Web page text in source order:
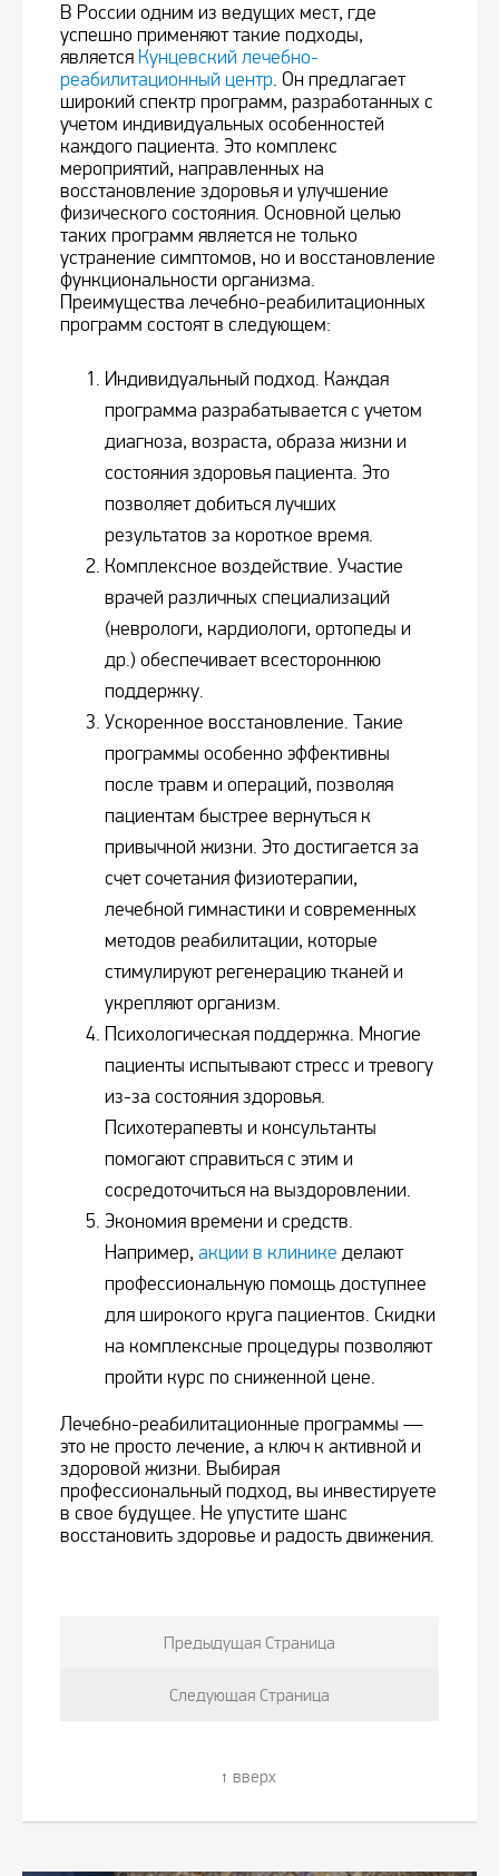
В России одним из ведущих мест, где
успешно применяют такие подходы,
является Кунцевский лечебно-
реабилитационный центр. Он предлагает
широкий спектр программ, разработанных с
учетом индивидуальных особенностей
каждого пациента. Это комплекс
мероприятий, направленных на
восстановление здоровья и улучшение
физического состояния. Основной целью
таких программ является не только
устранение симптомов, но и восстановление
функциональности организма.
Преимущества лечебно-реабилитационных
программ состоят в следующем:
Индивидуальный подход. Каждая
программа разрабатывается с учетом
диагноза, возраста, образа жизни и
состояния здоровья пациента. Это
позволяет добиться лучших
результатов за короткое время.
Комплексное воздействие. Участие
врачей различных специализаций
(неврологи, кардиологи, ортопеды и
др.) обеспечивает всестороннюю
поддержку.
Ускоренное восстановление. Такие
программы особенно эффективны
после травм и операций, позволяя
пациентам быстрее вернуться к
привычной жизни. Это достигается за
счет сочетания физиотерапии,
лечебной гимнастики и современных
методов реабилитации, которые
стимулируют регенерацию тканей и
укрепляют организм.
Психологическая поддержка. Многие
пациенты испытывают стресс и тревогу
из-за состояния здоровья.
Психотерапевты и консультанты
помогают справиться с этим и
сосредоточиться на выздоровлении.
Экономия времени и средств.
Например, акции в клинике делают
профессиональную помощь доступнее
для широкого круга пациентов. Скидки
на комплексные процедуры позволяют
пройти курс по сниженной цене.
Лечебно-реабилитационные программы —
это не просто лечение, а ключ к активной и
здоровой жизни. Выбирая
профессиональный подход, вы инвестируете
в свое будущее. Не упустите шанс
восстановить здоровье и радость движения.
Предыдущая Страница
Следующая Страница
вверх